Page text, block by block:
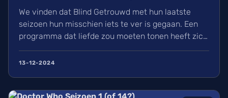
We vinden dat Blind Getrouwd met hun laatste
seizoen hun misschien iets te ver is gegaan. Een
programma dat liefde zou moeten tonen heeft zich
meer gefocust om leed. Is dit de nieuwe soort van
uitlachtelevisie?
13-12-2024